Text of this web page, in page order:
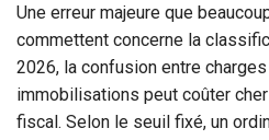
Une erreur majeure que
commettent concerne la
2026, la confusion entre
immobilisations peut coûter
fiscal. Selon le seuil fixé, un